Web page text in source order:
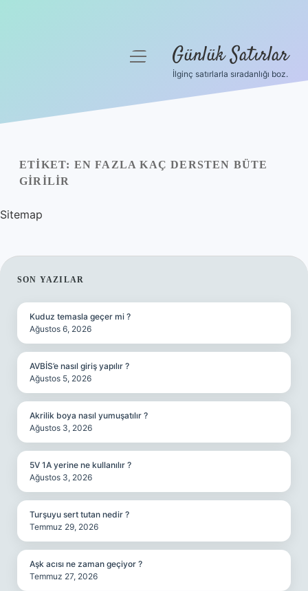
Yasal Uyarı
menüyü Günlük Satırlar
İlginç satırlarla sıradanlığı boz.
ETIKET: EN FAZLA KAÇ DERSTEN BÜTE
GIRILIR
Sitemap
SIDEBAR
SON YAZILAR
Kuduz temasla geçer mi ?
Ağustos 6, 2026
AVBİS’e nasıl giriş yapılır ?
Ağustos 5, 2026
Akrilik boya nasıl yumuşatılır ?
Ağustos 3, 2026
5V 1A yerine ne kullanılır ?
Ağustos 3, 2026
Turşuyu sert tutan nedir ?
Temmuz 29, 2026
Aşk acısı ne zaman geçiyor ?
Temmuz 27, 2026